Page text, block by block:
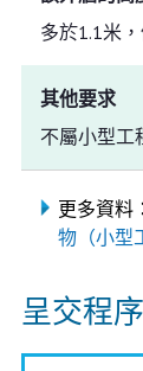
多於1.1米
其他要求
不屬小型工
更多資料
物（小型
呈交程序